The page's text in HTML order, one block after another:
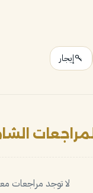
إيجار
لا توجد مراجعات